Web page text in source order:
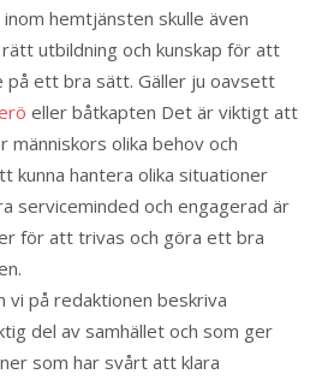
hemtjänsten skulle även
utbildning och kunskap för att
på ett bra sätt. Gäller ju oavsett
eller båtkapten Det är viktigt att
olika behov och
kunna hantera olika situationer
serviceminded och engagerad är
för att trivas och göra ett bra
vi på redaktionen beskriva
del av samhället och som ger
som har svårt att klara